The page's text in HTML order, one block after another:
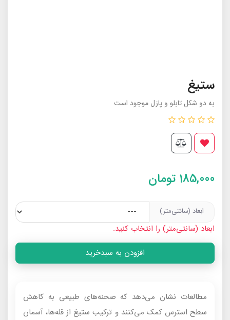
ستیغ
به دو شکل تابلو و پازل موجود است
185,000 تومان
ابعاد (سانتی‌متر)
ابعاد (سانتی‌متر) را انتخاب کنید.
افزودن به سبدخرید
مطالعات نشان می‌دهد که صحنه‌های طبیعی به کاهش
سطح استرس کمک می‌کنند و ترکیب ستیغ از قله‌ها، آسمان